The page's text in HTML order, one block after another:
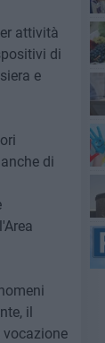
attività
di
e
di
il